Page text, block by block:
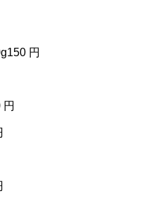
円